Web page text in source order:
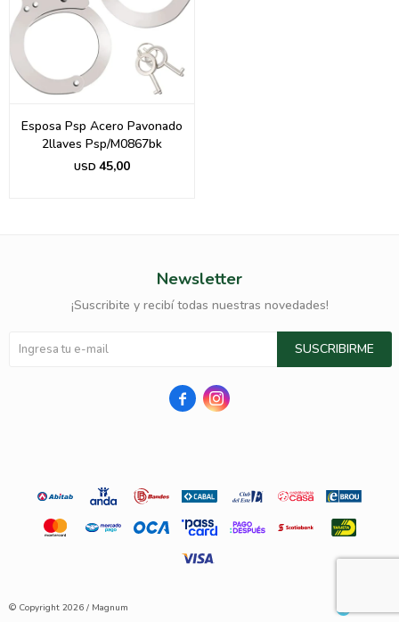
Esposa Psp Acero Pavonado
2llaves Psp/M0867bk
USD 45,00
Newsletter
¡Suscribite y recibí todas nuestras novedades!
SUSCRIBIRME
 
© Copyright 2026 / Magnum